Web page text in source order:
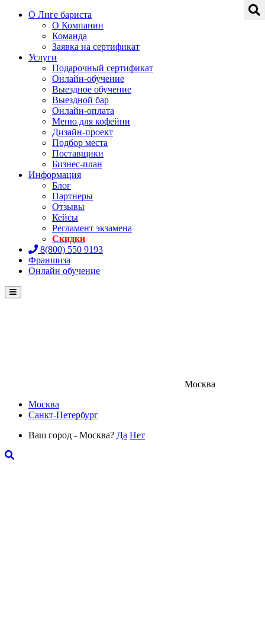
О Лиге бариста
О Компании
Команда
Заявка на сертификат
Услуги
Подарочный сертификат
Онлайн-обучение
Выездное обучение
Выездной бар
Онлайн-оплата
Меню для кофейни
Дизайн-проект
Подбор места
Поставщики
Бизнес-план
Информация
Блог
Партнеры
Отзывы
Кейсы
Регламент экзамена
Скидки
8(800) 550 9193
Франшиза
Онлайн обучение
Menu
Москва
Москва
Санкт-Петербург
Ваш город - Москва? Да Нет